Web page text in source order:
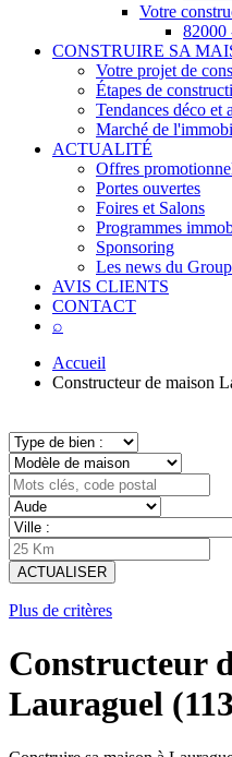
Votre
82000
CONSTRUIRE SA
Votre projet de
Étapes de
Tendances déco et
Marché de
ACTUALITÉ
Offres
Portes ouvertes
Foires et Salons
Programmes
Sponsoring
Les news du
AVIS CLIENTS
CONTACT
⌕
Accueil
Constructeur de maison
ACTUALISER
Plus de critères
Constructeur
Lauraguel